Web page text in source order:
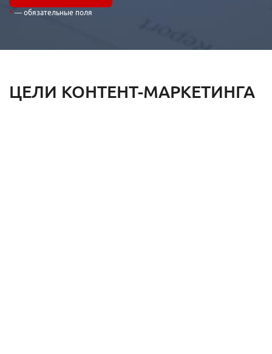
— обязательные поля
ЦЕЛИ КОНТЕНТ-МАРКЕТИНГА